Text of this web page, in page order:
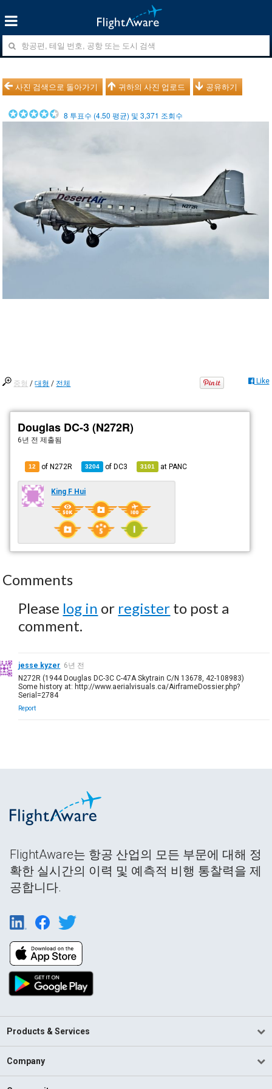
사진 검색으로 돌아가기 귀하의 사진 업로드 공유하기
8 투표수 (4.50 평균) 및3,371 조회수
중형 /대형 / 전체 Like
Douglas DC-3 (N272R)
6년 전 제출됨
12 of N272R 3204 ofDC3 3101 atPANC
King F Hui
Comments
Please log in or register to post a
comment.
jesse kyzer 6년 전
N272R (1944 Douglas DC-3C C-47A Skytrain C/N 13678, 42-108983)
Some history at: http://www.aerialvisuals.ca/AirframeDossier.php?
Serial=2784
Report
FlightAware는 항공 산업의 모든 부문에 대해 정
확한 실시간의 이력 및 예측적 비행 통찰력을 제
공합니다.
Products & Services
Company